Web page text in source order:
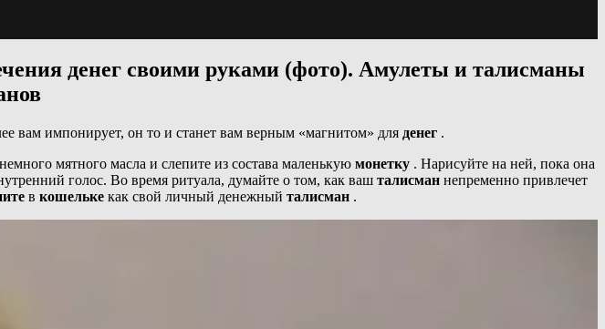
денег своими руками (фото). Амулеты и талисманы
вам импонирует, он то и станет вам верным «магнитом» для денег .
мятного масла и слепите из состава маленькую монетку . Нарисуйте на ней, пока она
голос. Во время ритуала, думайте о том, как ваш талисман непременно привлечет
в кошельке как свой личный денежный талисман .